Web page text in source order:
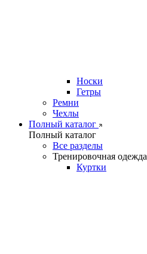
Носки
Гетры
Ремни
Чехлы
Полный каталог
Полный каталог
Все разделы
Тренировочная одежда
Куртки